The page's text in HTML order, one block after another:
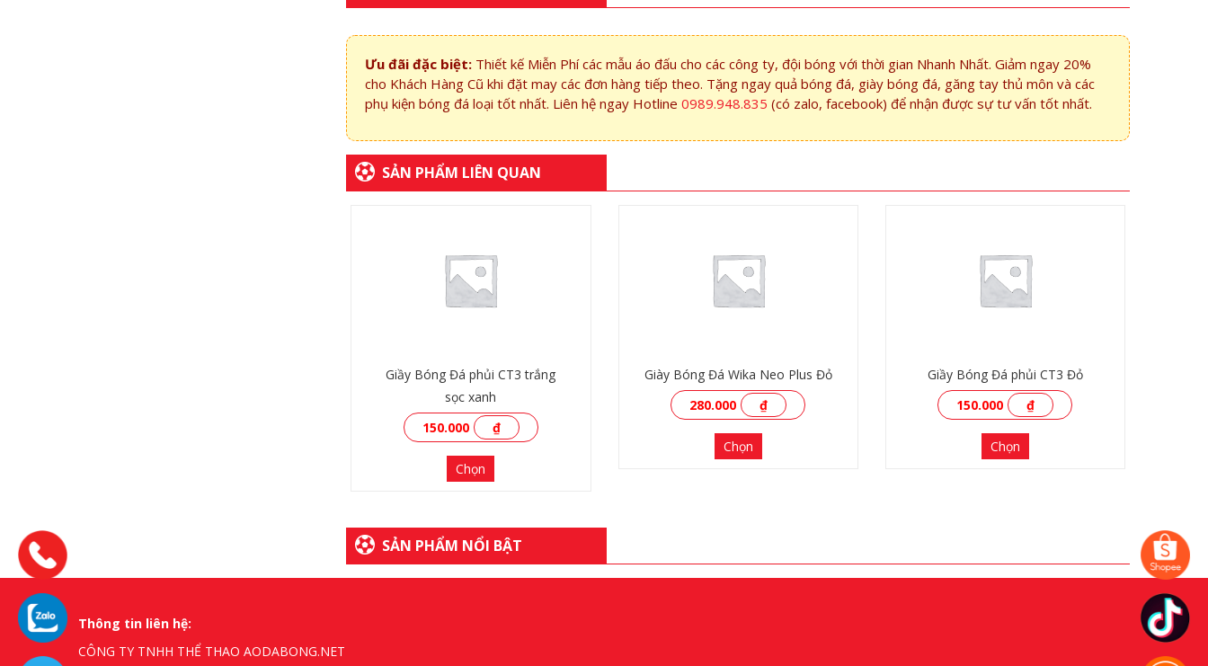
Ưu đãi đặc biệt: Thiết kế Miễn Phí các mẫu áo đấu cho các công ty, đội bóng với thời gian Nhanh Nhất. Giảm ngay 20%
cho Khách Hàng Cũ khi đặt may các đơn hàng tiếp theo. Tặng ngay quả bóng đá, giày bóng đá, găng tay thủ môn và các
phụ kiện bóng đá loại tốt nhất. Liên hệ ngay Hotline0989.948.835 (có zalo, facebook) để nhận được sự tư vấn tốt nhất.
SẢN PHẨM LIÊN QUAN
Giầy Bóng Đá phủi CT3 trắng
sọc xanh
150.000
₫
Chọn
Giày Bóng Đá Wika Neo Plus Đỏ
280.000
₫
Chọn
Giầy Bóng Đá phủi CT3 Đỏ
150.000
₫
Chọn
SẢN PHẨM NỔI BẬT
Thông tin liên hệ:
CÔNG TY TNHH THỂ THAO AODABONG.NET